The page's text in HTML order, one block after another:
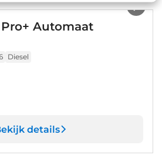
Automaat
Diesel
details